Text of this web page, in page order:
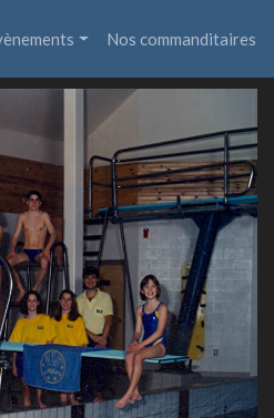
Nos commanditaires